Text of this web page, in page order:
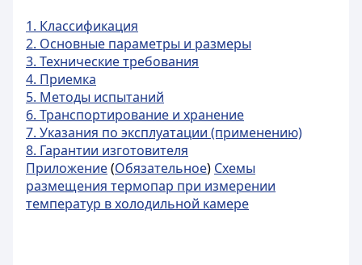
1. Классификация
2. Основные параметры и размеры
3. Технические требования
4. Приемка
5. Методы испытаний
6. Транспортирование и хранение
7. Указания по эксплуатации (применению)
8. Гарантии изготовителя
Приложение(Обязательное) Схемы
размещения термопар при измерении
температур в холодильной камере